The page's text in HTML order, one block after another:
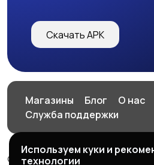
Скачать APK
Магазины Блог
О нас
Служба поддержки
© 2026 HOP.UZ
Используем куки и
технологии